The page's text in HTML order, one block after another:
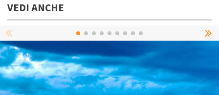
VEDI ANCHE